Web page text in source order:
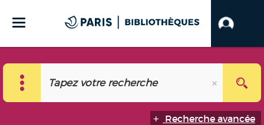
Recherche avancée